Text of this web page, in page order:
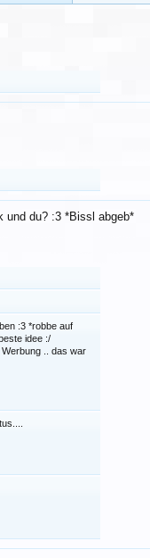
und du? :3 *Bissl abgeb*
:3 *robbe auf
idee :/
.. das war